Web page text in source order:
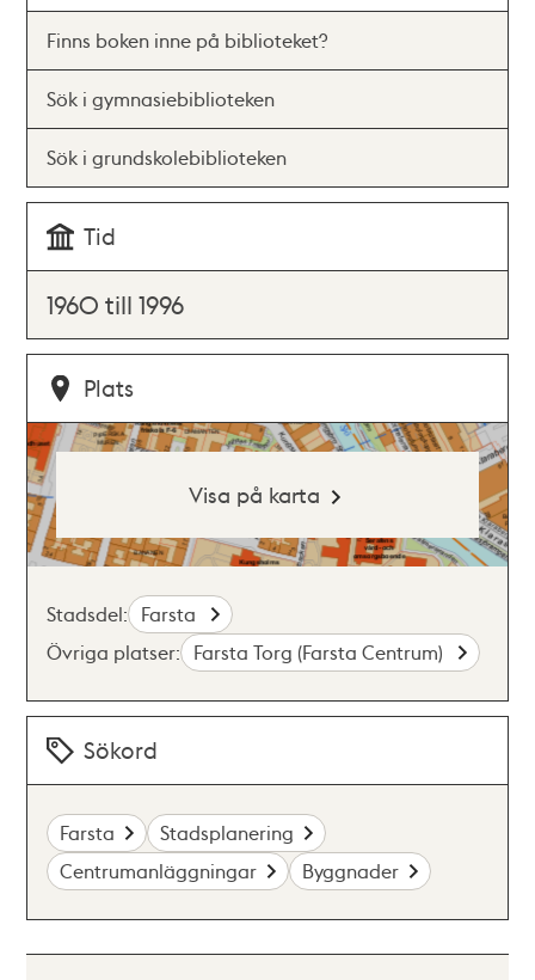
Finns boken inne på biblioteket?
Sök i gymnasiebiblioteken
Sök i grundskolebiblioteken
Tid
1960 till 1996
Plats
Visa på karta
Stadsdel: Farsta
Övriga platser: Farsta Torg (Farsta Centrum)
Sökord
Farsta
Stadsplanering
Centrumanläggningar
Byggnader